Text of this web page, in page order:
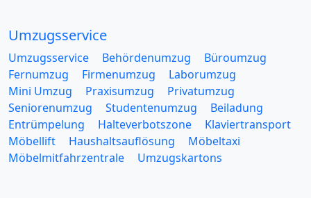
Umzugsservice
Umzugsservice Behördenumzug
Büroumzug
Fernumzug
Firmenumzug
Laborumzug
Mini Umzug
Praxisumzug
Privatumzug
Seniorenumzug
Studentenumzug
Beiladung
Entrümpelung
Halteverbotszone
Klaviertransport
Möbellift
Haushaltsauflösung
Möbeltaxi
Möbelmitfahrzentrale
Umzugskartons